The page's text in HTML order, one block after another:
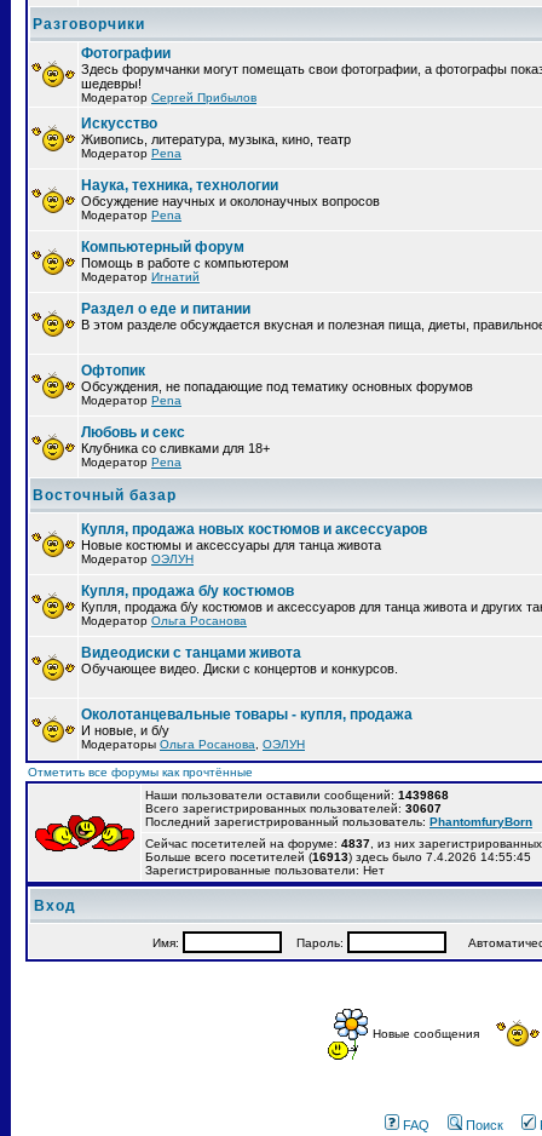
Разговорчики
Фотографии
Здесь форумчанки могут помещать свои фотографии, а фотографы
шедевры!
Модератор Сергей Прибылов
Искусство
Живопись, литература, музыка, кино, театр
Модератор Pena
Наука, техника, технологии
Обсуждение научных и околонаучных вопросов
Модератор Pena
Компьютерный форум
Помощь в работе с компьютером
Модератор Игнатий
Раздел о еде и питании
В этом разделе обсуждается вкусная и полезная пища, диеты,
Офтопик
Обсуждения, не попадающие под тематику основных форумов
Модератор Pena
Любовь и секс
Клубника со сливками для 18+
Модератор Pena
Восточный базар
Купля, продажа новых костюмов и аксессуаров
Новые костюмы и аксессуары для танца живота
Модератор ОЭЛУН
Купля, продажа б/у костюмов
Купля, продажа б/у костюмов и аксессуаров для танца живота и других
Модератор Ольга Росанова
Видеодиски с танцами живота
Обучающее видео. Диски с концертов и конкурсов.
Околотанцевальные товары - купля, продажа
И новые, и б/у
Модераторы Ольга Росанова ОЭЛУН
Отметить все форумы как прочтённые
Наши пользователи оставили сообщений: 1439868
Всего зарегистрированных пользователей: 30607
Последний зарегистрированный пользователь: PhantomfuryBorn
Сейчас посетителей на форуме: 4837 , из них
Больше всего посетителей (16913) здесь было 7.4.2026 14:55:45
Зарегистрированные пользователи: Нет
Вход
Имя: Пароль:
Новые сообщения
FAQ Поиск